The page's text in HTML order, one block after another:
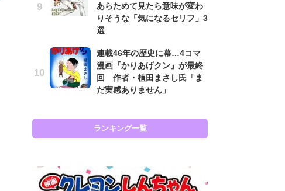
あらためて見たら意味が変わ
りそうな「気になるセリフ」3
選
連載46年の歴史に幕…4コマ
漫画『かりあげクン』が最終
回 作者・植田まさし氏「ま
だ実感ありません」
ランキング一覧